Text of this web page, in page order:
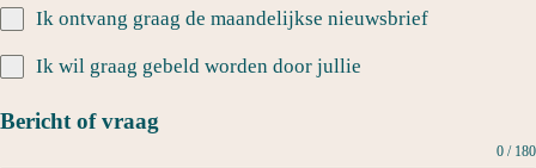
Ik ontvang graag de maandelijkse nieuwsbrief
Ik wil graag gebeld worden door jullie
Bericht of vraag
0 / 180